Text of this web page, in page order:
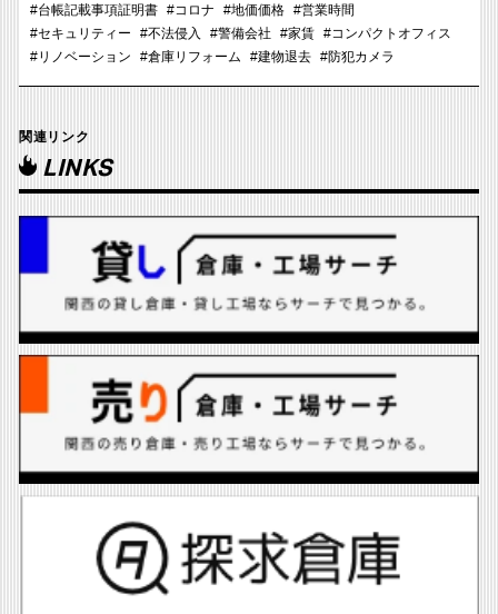
#台帳記載事項証明書 #コロナ #地価価格 #営業時間
#セキュリティー
#不法侵入 #警備会社 #家賃 #コンパクトオフィス
#リノベーション
#倉庫リフォーム #建物退去 #防犯カメラ
関連リンク
LINKS